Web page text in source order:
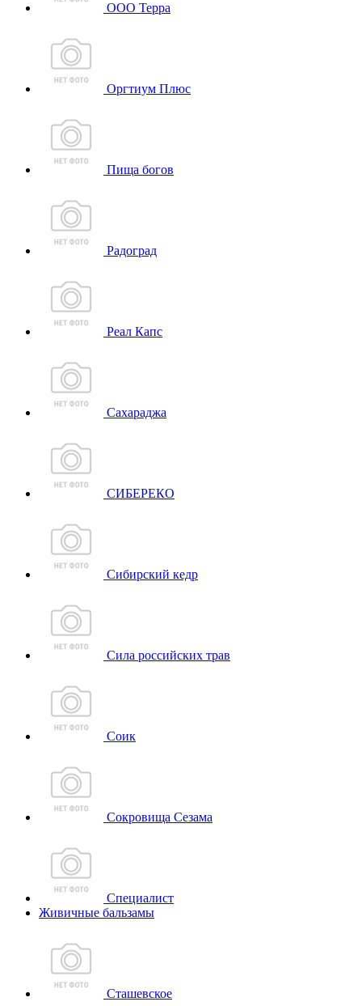
ООО Терра
Оргтиум Плюс
Пища богов
Радоград
Реал Капс
Сахараджа
СИБЕРЕКО
Сибирский кедр
Сила российских трав
Соик
Сокровища Сезама
Специалист
Живичные бальзамы
Сташевское